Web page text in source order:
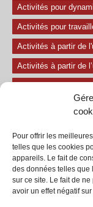
Pour offrir les
telles que les cookies
appareils. Le fait de
des données telles que
sur ce site. Le fait de
avoir un effet négatif
Activités pour
Activités pour
Activités à partir de
Activités à partir de
Le regard et la voix
Secondaire
Tous les exercices